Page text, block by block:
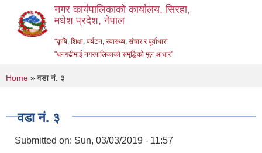
नगर कार्यपालिकाको कार्यालय, सिरहा,
मधेश प्रदेश, नेपाल
"कृषि, शिक्षा, पर्यटन, स्वास्थ्य, संचार र पूर्वाधार"
"धनगढीमाई नगरपालिकाको समृद्धिको मूल आधार"
You are here
Home » वडा न‌ं. ३
वडा न‌ं. ३
Submitted on: Sun, 03/03/2019 - 11:57